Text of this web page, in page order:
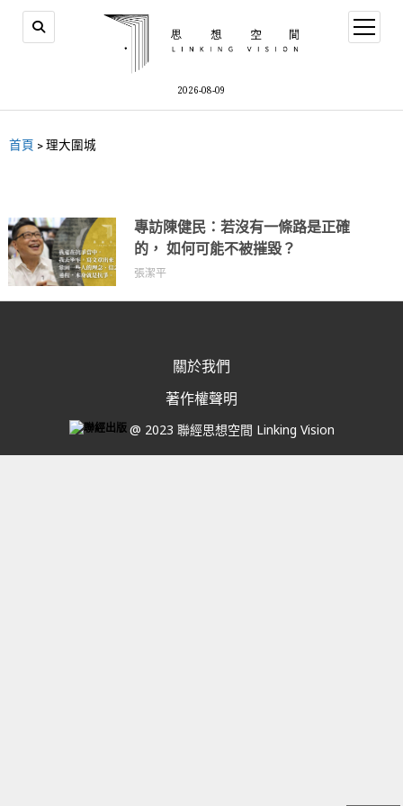
2026-08-09
首頁 >理大圍城
專訪陳健民：若沒有一條路是正確
的， 如何可能不被摧毀？
張潔平
關於我們
著作權聲明
@ 2023 聯經思想空間 Linking Vision